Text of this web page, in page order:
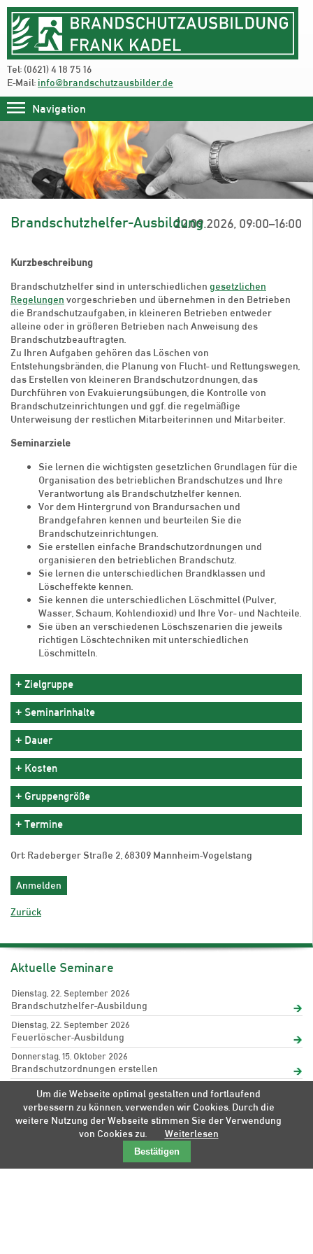
Tel: (0621) 4 18 75 16
E-Mail: info@brandschutzausbilder.de
Navigation
Brandschutzhelfer-Ausbildung22.09.2026, 09:00–16:00
Kurzbeschreibung
Brandschutzhelfer sind in unterschiedlichen gesetzlichen
Regelungen vorgeschrieben und übernehmen in den Betrieben
die Brandschutzaufgaben, in kleineren Betrieben entweder
alleine oder in größeren Betrieben nach Anweisung des
Brandschutzbeauftragten.
Zu Ihren Aufgaben gehören das Löschen von
Entstehungsbränden, die Planung von Flucht- und Rettungswegen,
das Erstellen von kleineren Brandschutzordnungen, das
Durchführen von Evakuierungsübungen, die Kontrolle von
Brandschutzeinrichtungen und ggf. die regelmäßige
Unterweisung der restlichen Mitarbeiterinnen und Mitarbeiter.
Seminarziele
Sie lernen die wichtigsten gesetzlichen Grundlagen für die
Organisation des betrieblichen Brandschutzes und Ihre
Verantwortung als Brandschutzhelfer kennen.
Vor dem Hintergrund von Brandursachen und
Brandgefahren kennen und beurteilen Sie die
Brandschutzeinrichtungen.
Sie erstellen einfache Brandschutzordnungen und
organisieren den betrieblichen Brandschutz.
Sie lernen die unterschiedlichen Brandklassen und
Löscheffekte kennen.
Sie kennen die unterschiedlichen Löschmittel (Pulver,
Wasser, Schaum, Kohlendioxid) und Ihre Vor- und Nachteile.
Sie üben an verschiedenen Löschszenarien die jeweils
richtigen Löschtechniken mit unterschiedlichen
Löschmitteln.
Zielgruppe
Seminarinhalte
Dauer
Kosten
Gruppengröße
Termine
Ort: Radeberger Straße 2, 68309 Mannheim-Vogelstang
Anmelden
Zurück
Aktuelle Seminare
Dienstag, 22. September 2026
Brandschutzhelfer-Ausbildung
Dienstag, 22. September 2026
Feuerlöscher-Ausbildung
Donnerstag, 15. Oktober 2026
Brandschutzordnungen erstellen
Räumungshelfer-Ausbildung
Freitag, 16. Oktober 2026
Räumungsübungen durchführen
Brandschutzhelfer-Ausbildung
Um die Webseite optimal gestalten und fortlaufend
verbessern zu können, verwenden wir Cookies. Durch die
weitere Nutzung der Webseite stimmen Sie der Verwendung
von Cookies zu.
Weiterlesen
Bestätigen